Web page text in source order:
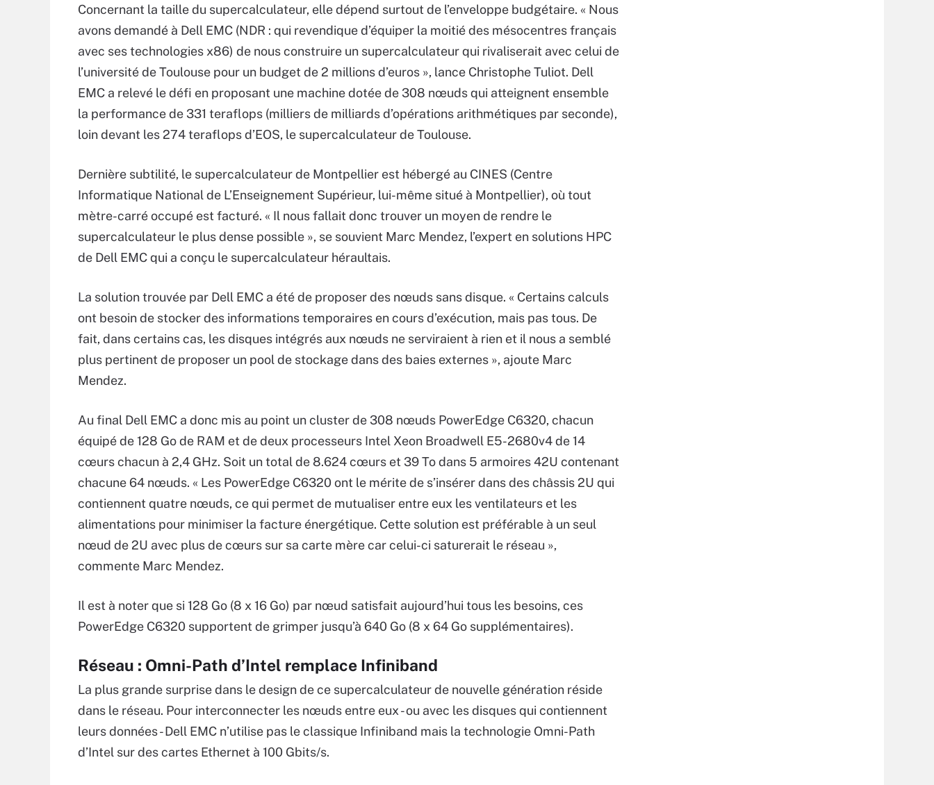
Concernant la taille du supercalculateur, elle dépend surtout de l’enveloppe budgétaire. « Nous
avons demandé à Dell EMC (NDR : qui revendique d’équiper la moitié des mésocentres français
avec ses technologies x86) de nous construire un supercalculateur qui rivaliserait avec celui de
l’université de Toulouse pour un budget de 2 millions d’euros », lance Christophe Tuliot. Dell
EMC a relevé le défi en proposant une machine dotée de 308 nœuds qui atteignent ensemble
la performance de 331 teraflops (milliers de milliards d’opérations arithmétiques par seconde),
loin devant les 274 teraflops d’EOS, le supercalculateur de Toulouse.
Dernière subtilité, le supercalculateur de Montpellier est hébergé au CINES (Centre
Informatique National de L’Enseignement Supérieur, lui-même situé à Montpellier), où tout
mètre-carré occupé est facturé. « Il nous fallait donc trouver un moyen de rendre le
supercalculateur le plus dense possible », se souvient Marc Mendez, l’expert en solutions HPC
de Dell EMC qui a conçu le supercalculateur héraultais.
La solution trouvée par Dell EMC a été de proposer des nœuds sans disque. « Certains calculs
ont besoin de stocker des informations temporaires en cours d’exécution, mais pas tous. De
fait, dans certains cas, les disques intégrés aux nœuds ne serviraient à rien et il nous a semblé
plus pertinent de proposer un pool de stockage dans des baies externes », ajoute Marc
Mendez.
Au final Dell EMC a donc mis au point un cluster de 308 nœuds PowerEdge C6320, chacun
équipé de 128 Go de RAM et de deux processeurs Intel Xeon Broadwell E5-2680v4 de 14
cœurs chacun à 2,4 GHz. Soit un total de 8.624 cœurs et 39 To dans 5 armoires 42U contenant
chacune 64 nœuds. « Les PowerEdge C6320 ont le mérite de s’insérer dans des châssis 2U qui
contiennent quatre nœuds, ce qui permet de mutualiser entre eux les ventilateurs et les
alimentations pour minimiser la facture énergétique. Cette solution est préférable à un seul
nœud de 2U avec plus de cœurs sur sa carte mère car celui-ci saturerait le réseau »,
commente Marc Mendez.
Il est à noter que si 128 Go (8 x 16 Go) par nœud satisfait aujourd’hui tous les besoins, ces
PowerEdge C6320 supportent de grimper jusqu’à 640 Go (8 x 64 Go supplémentaires).
Réseau : Omni-Path d’Intel remplace Infiniband
La plus grande surprise dans le design de ce supercalculateur de nouvelle génération réside
dans le réseau. Pour interconnecter les nœuds entre eux - ou avec les disques qui contiennent
leurs données - Dell EMC n’utilise pas le classique Infiniband mais la technologie Omni-Path
d’Intel sur des cartes Ethernet à 100 Gbits/s.